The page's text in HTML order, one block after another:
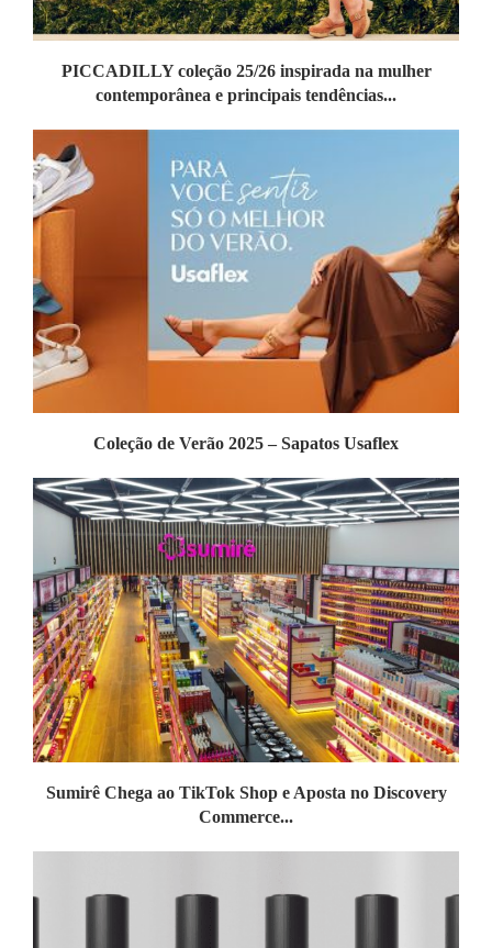
PICCADILLY coleção 25/26 inspirada na mulher
contemporânea e principais tendências...
Coleção de Verão 2025 – Sapatos Usaflex
Sumirê Chega ao TikTok Shop e Aposta no Discovery
Commerce...